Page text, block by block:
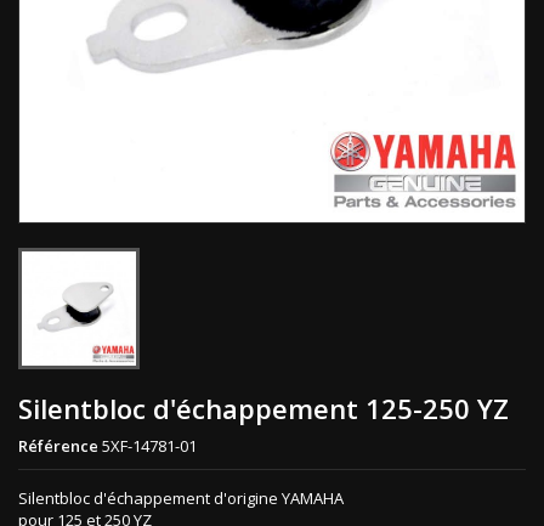
Silentbloc d'échappement 125-250 YZ
Référence 5XF-14781-01
Silentbloc d'échappement d'origine YAMAHA
pour 125 et 250 YZ